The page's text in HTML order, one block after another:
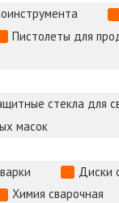
Пистолеты для
стекла для
масок
Диски
Химия сварочная